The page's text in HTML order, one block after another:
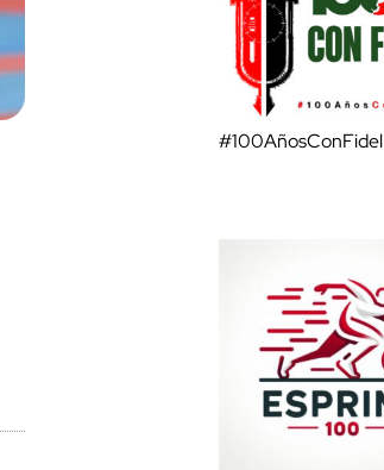
#100AñosConFidel